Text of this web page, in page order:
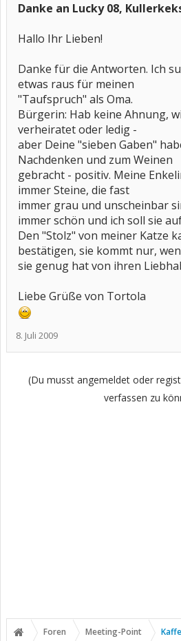
Danke an Lucky 08,
Hallo Ihr Lieben!
Danke für die Antworten. Ich
etwas raus für meinen
"Taufspruch" als Oma.
Bürgerin: Hab keine Ahnung,
verheiratet oder ledig -
aber Deine "sieben Gaben"
Nachdenken und zum Weinen
gebracht - positiv. Meine
immer Steine, die fast
immer grau und unscheinbar
immer schön und ich soll sie
Den "Stolz" von meiner Katze
bestätigen, sie kommt nur,
sie genug hat von ihren
Liebe Grüße von Tortola
8. Juli 2009
(Du musst angemeldet oder
verfassen zu
Foren Meeting-Point